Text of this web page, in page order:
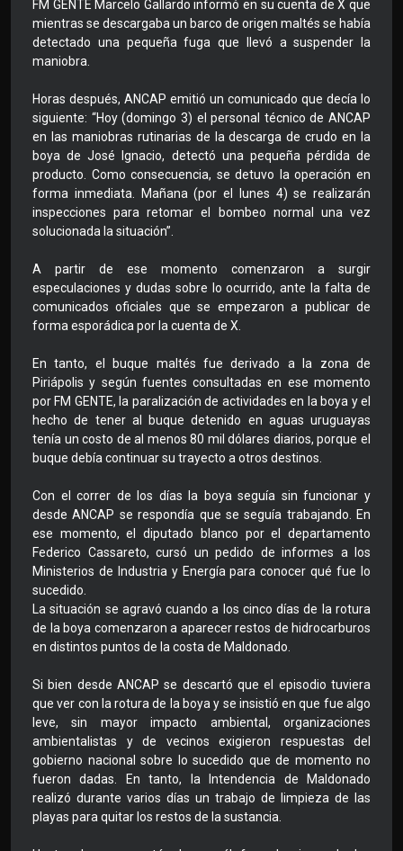
FM GENTE Marcelo Gallardo informó en su cuenta de X que
mientras se descargaba un barco de origen maltés se había
detectado una pequeña fuga que llevó a suspender la
maniobra.
Horas después, ANCAP emitió un comunicado que decía lo
siguiente: “Hoy (domingo 3) el personal técnico de ANCAP
en las maniobras rutinarias de la descarga de crudo en la
boya de José Ignacio, detectó una pequeña pérdida de
producto. Como consecuencia, se detuvo la operación en
forma inmediata. Mañana (por el lunes 4) se realizarán
inspecciones para retomar el bombeo normal una vez
solucionada la situación”.
A partir de ese momento comenzaron a surgir
especulaciones y dudas sobre lo ocurrido, ante la falta de
comunicados oficiales que se empezaron a publicar de
forma esporádica por la cuenta de X.
En tanto, el buque maltés fue derivado a la zona de
Piriápolis y según fuentes consultadas en ese momento
por FM GENTE, la paralización de actividades en la boya y el
hecho de tener al buque detenido en aguas uruguayas
tenía un costo de al menos 80 mil dólares diarios, porque el
buque debía continuar su trayecto a otros destinos.
Con el correr de los días la boya seguía sin funcionar y
desde ANCAP se respondía que se seguía trabajando. En
ese momento, el diputado blanco por el departamento
Federico Cassareto, cursó un pedido de informes a los
Ministerios de Industria y Energía para conocer qué fue lo
sucedido.
La situación se agravó cuando a los cinco días de la rotura
de la boya comenzaron a aparecer restos de hidrocarburos
en distintos puntos de la costa de Maldonado.
Si bien desde ANCAP se descartó que el episodio tuviera
que ver con la rotura de la boya y se insistió en que fue algo
leve, sin mayor impacto ambiental, organizaciones
ambientalistas y de vecinos exigieron respuestas del
gobierno nacional sobre lo sucedido que de momento no
fueron dadas. En tanto, la Intendencia de Maldonado
realizó durante varios días un trabajo de limpieza de las
playas para quitar los restos de la sustancia.